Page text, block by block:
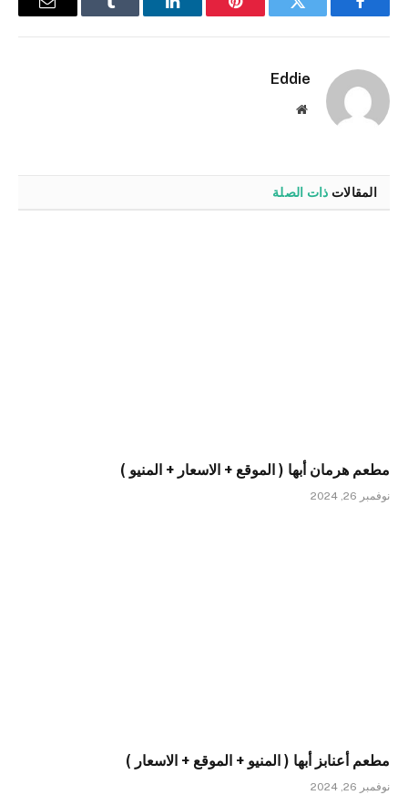
فيسبوك تويتر بينتيريستلينكدإن Tumblr
البريد
Eddie
موقع
المقالات ذات الصلة
مطعم هرمان أبها ( الموقع + الاسعار + المنيو )
نوفمبر 26, 2024
مطعم أعنابز أبها ( المنيو + الموقع + الاسعار )
نوفمبر 26, 2024